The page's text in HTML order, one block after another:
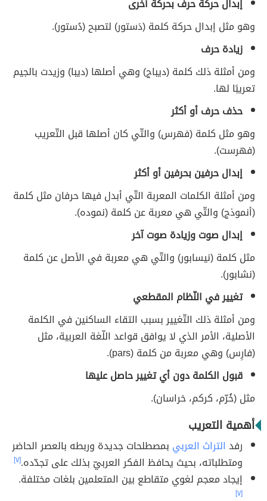
إبدال حركة حرف بحركة أخرى
وهو مثل إبدال حركة كلمة (دَستور) لتصبح (دُستور).
زيادة حرف
ومن أمثلة ذلك كلمة (ديباج) وهي أصلها (ديبا) وزيدت بالجيم
تعريبًا لها.
حذف حرف أو أكثر
وهو مثل كلمة (فهرس) والتّي كان أصلها قبل التّعريب
(فهرست).
إبدال حرفين بحرفين أو أكثر
ومن أمثلة الكلمات المعربة التّي أبدل فيها حرفان مثل كلمة
(أنموذج) والتّي هي معربة عن كلمة (نموده).
إبدال صوت وزيادة صوت آخر
مثل كلمة (نيسابور) والتّي هي معربة في الأصل عن كلمة
(نشابور).
تغيير في النّظام المقطعي
ومن أمثلة ذلك التّغيير بسبب التقاء الساكنين في الكلمة
الأصلية، الأمر الذي لا يوافق قواعد اللّغة العربية، مثل
(فارِس) وهي معربة من كلمة (pars).
قبول الكلمة دون أي تغيير حاصل عليها
مثل (خُرّم، كركم، خراسان).
أهمية التعريب
رفد التراث العربي بمصطلحات جديدة وربطه بالعصر الحاضر
ومتطلباته، بحيث يحافظ الفكر العربيّ بذلك على تجدّده.[٧]
إيجاد معجم لغوي متقاطع بين المتعلمين بلغات مختلفة.
[٧]